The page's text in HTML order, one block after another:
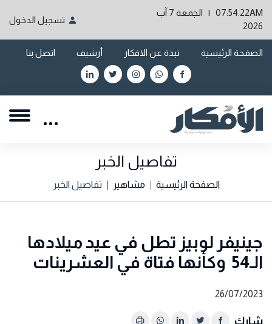
07:54.22AM | الجمعة 7 آب
2026
تسجيل الدخول
الصفحة الرئيسية نبذة عن الافكار أرشيف اتصل بنا
تفاصيل الخبر
الصفحة الرئيسية مشاهير تفاصيل الخبر
جينيفر لوبيز تطل في عيد ميلادها
الـ54 وكأنها فتاة في العشرينات
26/07/2023
شارك